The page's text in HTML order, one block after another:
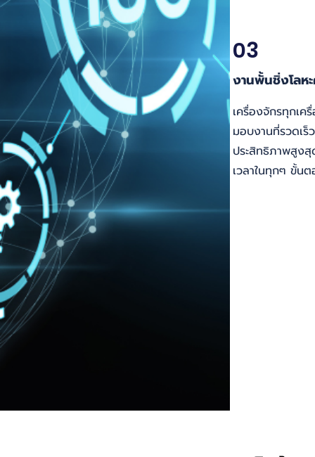
03
งานพั้นชิ่งโลห
เครื่องจักรทุกเค
มอบงานที่รวดเร็
ประสิทธิภาพสูงสุ
เวลาในทุกๆ ขั้น